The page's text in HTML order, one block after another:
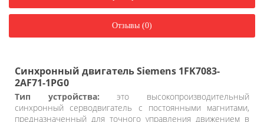
Отзывы (0)
Синхронный двигатель Siemens 1FK7083-
2AF71-1PG0
Тип устройства: это высокопроизводительный
синхронный серводвигатель с постоянными магнитами,
предназначенный для точного управления движением в